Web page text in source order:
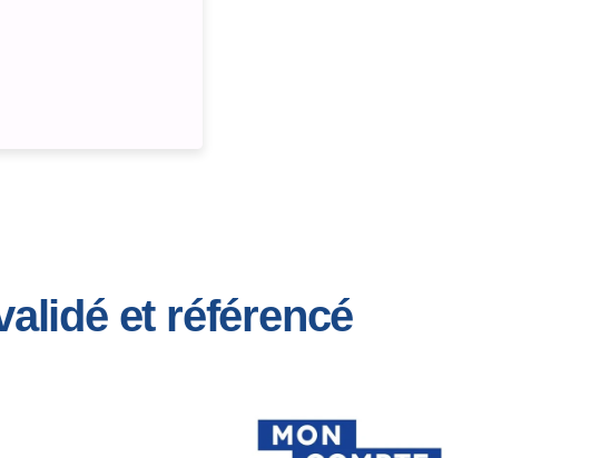
et référencé